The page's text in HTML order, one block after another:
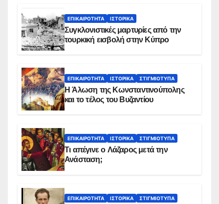
ΕΠΙΚΑΙΡΌΤΗΤΑ ΙΣΤΟΡΙΚΆ
Συγκλονιστικές μαρτυρίες από την
τουρκική εισβολή στην Κύπρο
ΕΠΙΚΑΙΡΌΤΗΤΑ ΙΣΤΟΡΙΚΆ ΣΤΙΓΜΙΌΤΥΠΑ
Η Άλωση της Κωνσταντινούπολης
και το τέλος του Βυζαντίου
ΕΠΙΚΑΙΡΌΤΗΤΑ ΙΣΤΟΡΙΚΆ ΣΤΙΓΜΙΌΤΥΠΑ
Τι απέγινε ο Λάζαρος μετά την
Ανάσταση;
ΕΠΙΚΑΙΡΌΤΗΤΑ ΙΣΤΟΡΙΚΆ ΣΤΙΓΜΙΌΤΥΠΑ